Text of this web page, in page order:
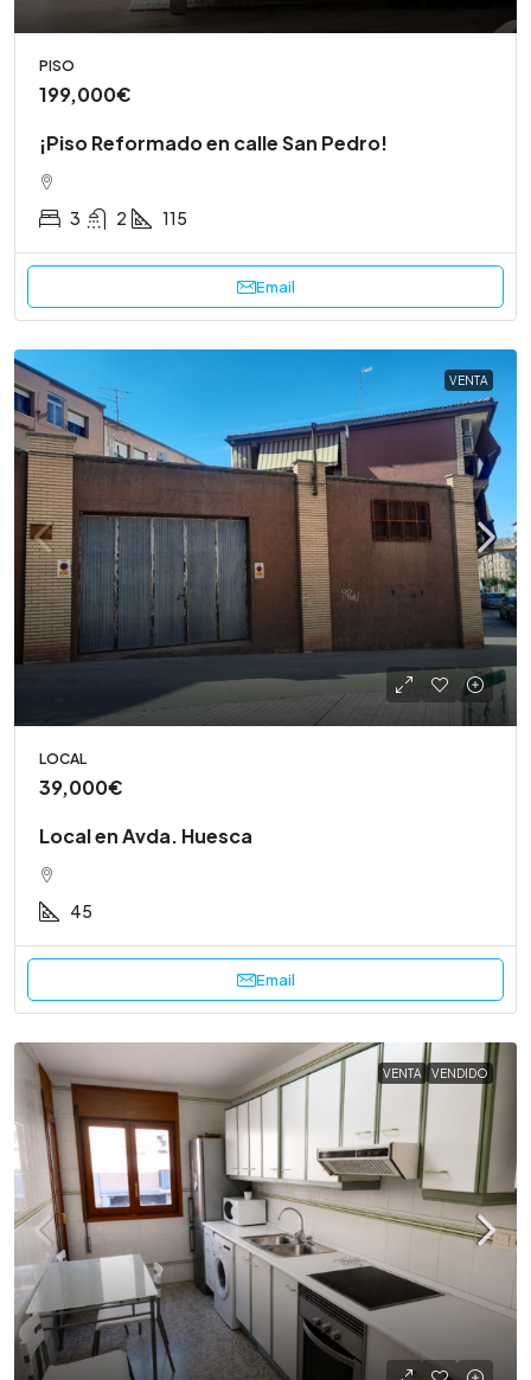
PISO
199,000€
¡Piso Reformado en calle San Pedro!
3 2 115
Email
VENTA
LOCAL
39,000€
Local en Avda. Huesca
45
Email
VENTA VENDIDO